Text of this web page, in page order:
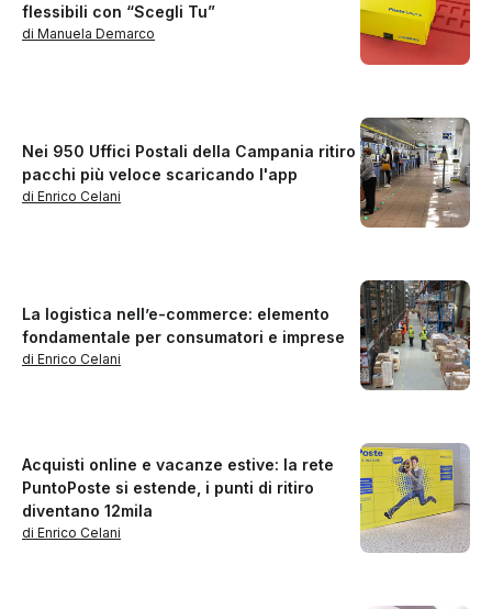
flessibili con “Scegli Tu”
di Manuela Demarco
Nei 950 Uffici Postali della Campania ritiro
pacchi più veloce scaricando l'app
di Enrico Celani
La logistica nell’e-commerce: elemento
fondamentale per consumatori e imprese
di Enrico Celani
Acquisti online e vacanze estive: la rete
PuntoPoste si estende, i punti di ritiro
diventano 12mila
di Enrico Celani